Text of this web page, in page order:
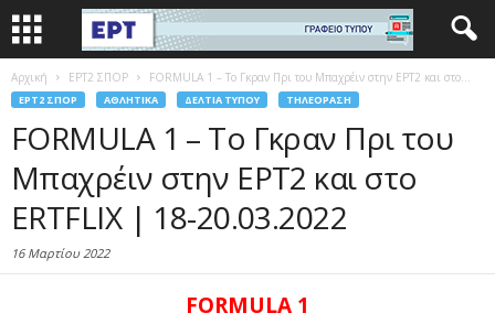
Αρχική EΡΤ2 ΣΠΟΡ FORMULA 1 – Το Γκραν Πρι του Μπαχρέιν στην ΕΡΤ2 και στο...
EΡΤ2 ΣΠΟΡ ΑΘΛΗΤΙΚΆ ΔΕΛΤΊΑ ΤΎΠΟΥ ΤΗΛΕΌΡΑΣΗ
FORMULA 1 – Το Γκραν Πρι του
Μπαχρέιν στην ΕΡΤ2 και στο
ERTFLIX | 18-20.03.2022
16 Μαρτίου 2022
FORMULA 1